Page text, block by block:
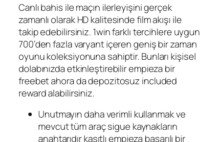
Canlı bahis ile maçın ilerleyişini gerçek
zamanlı olarak HD kalitesinde film akışı ile
takip edebilirsiniz. 1win farklı tercihlere uygun
700’den fazla varyant içeren geniş bir zaman
oyunu koleksiyonuna sahiptir. Bunları kişisel
dolabınızda etkinleştirebilir empieza bir
freebet ahora da depozitosuz included
reward alabilirsiniz.
Unutmayın daha verimli kullanmak ve
mevcut tüm araç sigue kaynakların
anahtarıdır kasıtlı empieza başarılı bir